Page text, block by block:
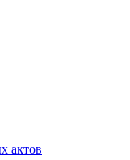
актов